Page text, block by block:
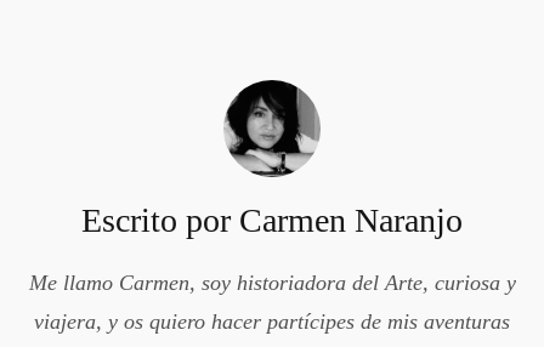
Escrito por Carmen Naranjo
Me llamo Carmen, soy historiadora del Arte, curiosa y
viajera, y os quiero hacer partícipes de mis aventuras